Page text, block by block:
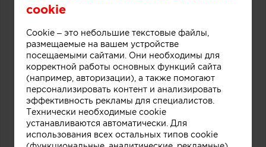
cookie
Cookie – это небольшие текстовые файлы,
размещаемые на вашем устройстве
посещаемыми сайтами. Они необходимы для
корректной работы основных функций сайта
(например, авторизации), а также помогают
персонализировать контент и анализировать
эффективность рекламы для специалистов.
Технически необходимые cookie
устанавливаются автоматически. Для
использования всех остальных типов cookie